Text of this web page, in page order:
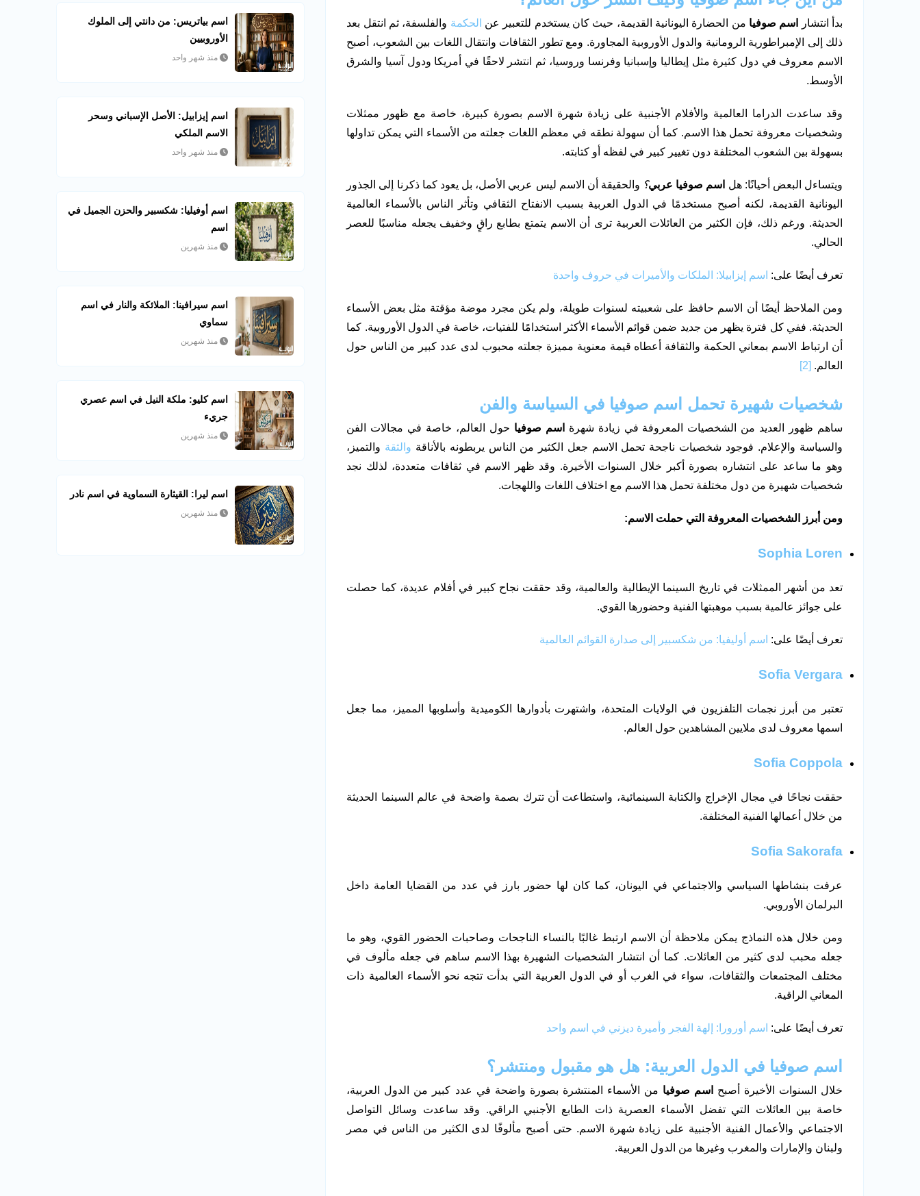
بدأ انتشار اسم صوفيا من الحضارة اليونانية القديمة، حيث كان يستخدم للتعبير عن الحكمة والفلسفة، ثم انتقل بعد
ذلك إلى الإمبراطورية الرومانية والدول الأوروبية المجاورة. ومع تطور الثقافات وانتقال اللغات بين الشعوب، أصبح
الاسم معروف في دول كثيرة مثل إيطاليا وإسبانيا وفرنسا وروسيا، ثم انتشر لاحقًا في أمريكا ودول آسيا والشرق
الأوسط.
وقد ساعدت الدراما العالمية والأفلام الأجنبية على زيادة شهرة الاسم بصورة كبيرة، خاصة مع ظهور ممثلات
وشخصيات معروفة تحمل هذا الاسم. كما أن سهولة نطقه في معظم اللغات جعلته من الأسماء التي يمكن تداولها
بسهولة بين الشعوب المختلفة دون تغيير كبير في لفظه أو كتابته.
ويتساءل البعض أحيانًا: هل اسم صوفيا عربي؟ والحقيقة أن الاسم ليس عربي الأصل، بل يعود كما ذكرنا إلى الجذور
اليونانية القديمة، لكنه أصبح مستخدمًا في الدول العربية بسبب الانفتاح الثقافي وتأثر الناس بالأسماء العالمية
الحديثة. ورغم ذلك، فإن الكثير من العائلات العربية ترى أن الاسم يتمتع بطابع راقٍ وخفيف يجعله مناسبًا للعصر
الحالي.
تعرف أيضًا على: اسم إيزابيلا: الملكات والأميرات في حروف واحدة
ومن الملاحظ أيضًا أن الاسم حافظ على شعبيته لسنوات طويلة، ولم يكن مجرد موضة مؤقتة مثل بعض الأسماء
الحديثة. ففي كل فترة يظهر من جديد ضمن قوائم الأسماء الأكثر استخدامًا للفتيات، خاصة في الدول الأوروبية. كما
أن ارتباط الاسم بمعاني الحكمة والثقافة أعطاه قيمة معنوية مميزة جعلته محبوب لدى عدد كبير من الناس حول
العالم. [2]
شخصيات شهيرة تحمل اسم صوفيا في السياسة والفن
ساهم ظهور العديد من الشخصيات المعروفة في زيادة شهرة اسم صوفيا حول العالم، خاصة في مجالات الفن
والسياسة والإعلام. فوجود شخصيات ناجحة تحمل الاسم جعل الكثير من الناس يربطونه بالأناقة والثقة والتميز،
وهو ما ساعد على انتشاره بصورة أكبر خلال السنوات الأخيرة. وقد ظهر الاسم في ثقافات متعددة، لذلك نجد
شخصيات شهيرة من دول مختلفة تحمل هذا الاسم مع اختلاف اللغات واللهجات.
ومن أبرز الشخصيات المعروفة التي حملت الاسم:
Sophia Loren
تعد من أشهر الممثلات في تاريخ السينما الإيطالية والعالمية، وقد حققت نجاح كبير في أفلام عديدة، كما حصلت
على جوائز عالمية بسبب موهبتها الفنية وحضورها القوي.
تعرف أيضًا على: اسم أوليفيا: من شكسبير إلى صدارة القوائم العالمية
Sofia Vergara
تعتبر من أبرز نجمات التلفزيون في الولايات المتحدة، واشتهرت بأدوارها الكوميدية وأسلوبها المميز، مما جعل
اسمها معروف لدى ملايين المشاهدين حول العالم.
Sofia Coppola
حققت نجاحًا في مجال الإخراج والكتابة السينمائية، واستطاعت أن تترك بصمة واضحة في عالم السينما الحديثة
من خلال أعمالها الفنية المختلفة.
Sofia Sakorafa
عرفت بنشاطها السياسي والاجتماعي في اليونان، كما كان لها حضور بارز في عدد من القضايا العامة داخل
البرلمان الأوروبي.
ومن خلال هذه النماذج يمكن ملاحظة أن الاسم ارتبط غالبًا بالنساء الناجحات وصاحبات الحضور القوي، وهو ما
جعله محبب لدى كثير من العائلات. كما أن انتشار الشخصيات الشهيرة بهذا الاسم ساهم في جعله مألوف في
مختلف المجتمعات والثقافات، سواء في الغرب أو في الدول العربية التي بدأت تتجه نحو الأسماء العالمية ذات
المعاني الراقية.
تعرف أيضًا على: اسم أورورا: إلهة الفجر وأميرة ديزني في اسم واحد
اسم صوفيا في الدول العربية: هل هو مقبول ومنتشر؟
خلال السنوات الأخيرة أصبح اسم صوفيا من الأسماء المنتشرة بصورة واضحة في عدد كبير من الدول العربية،
خاصة بين العائلات التي تفضل الأسماء العصرية ذات الطابع الأجنبي الراقي. وقد ساعدت وسائل التواصل
الاجتماعي والأعمال الفنية الأجنبية على زيادة شهرة الاسم. حتى أصبح مألوفًا لدى الكثير من الناس في مصر
ولبنان والإمارات والمغرب وغيرها من الدول العربية.
اسم بياتريس: من دانتي إلى الملوك
الأوروبيين
منذ شهر واحد
اسم إيزابيل: الأصل الإسباني وسحر
الاسم الملكي
منذ شهر واحد
اسم أوفيليا: شكسبير والحزن الجميل في
اسم
منذ شهرين
اسم سيرافينا: الملائكة والنار في اسم
سماوي
منذ شهرين
اسم كليو: ملكة النيل في اسم عصري
جريء
منذ شهرين
اسم ليرا: القيثارة السماوية في اسم نادر
منذ شهرين